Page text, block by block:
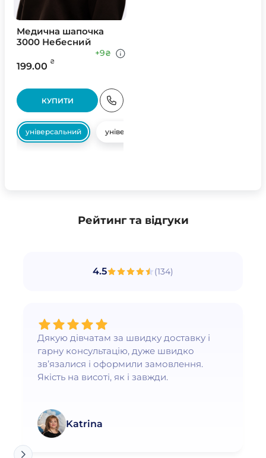
Медична шапочка
3000 Небесний
199.00 ₴
+9₴
КУПИТИ
універсальний універсальний
Рейтинг та відгуки
4.5 (134)
Дякую дівчатам за швидку доставку і
гарну консультацію, дуже швидко
зв’язалися і оформили замовлення.
Якість на висоті, як і завжди.
Katrina